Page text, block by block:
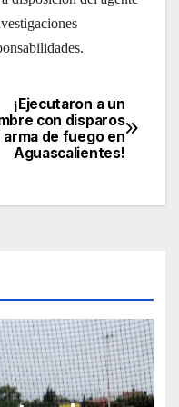
¡Ejecutaron a un
con disparos
arma de fuego en
Aguascalientes!